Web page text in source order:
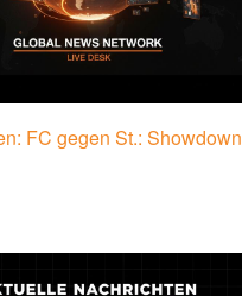
FC gegen St.: Showdown